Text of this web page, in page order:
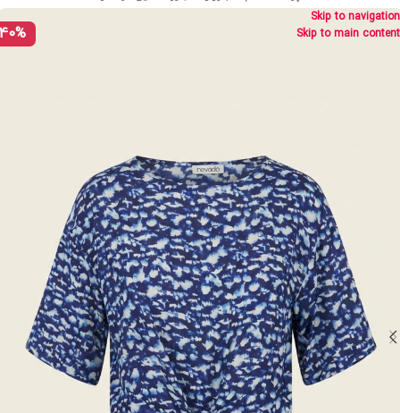
Skip to navigation
Skip to main content
40%